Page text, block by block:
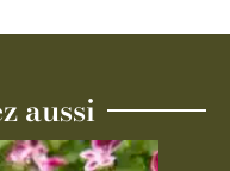
aussi